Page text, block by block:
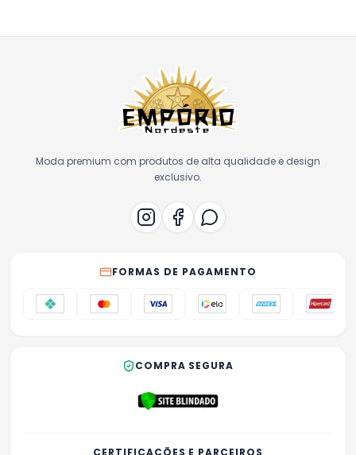
Moda premium com produtos de alta qualidade e design
exclusivo.
FORMAS DE PAGAMENTO
COMPRA SEGURA
CERTIFICAÇÕES E PARCEIROS